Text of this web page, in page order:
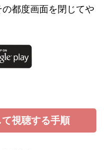
都度画面を閉じてや
視聴する手順